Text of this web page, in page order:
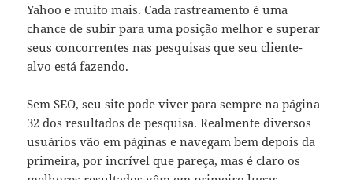
Yahoo e muito mais. Cada rastreamento é uma
chance de subir para uma posição melhor e superar
seus concorrentes nas pesquisas que seu cliente-
alvo está fazendo.
Sem SEO, seu site pode viver para sempre na página
32 dos resultados de pesquisa. Realmente diversos
usuários vão em páginas e navegam bem depois da
primeira, por incrível que pareça, mas é claro os